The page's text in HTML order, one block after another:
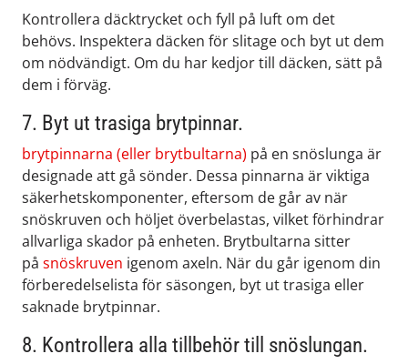
Kontrollera däcktrycket och fyll på luft om det
behövs. Inspektera däcken för slitage och byt ut dem
om nödvändigt. Om du har kedjor till däcken, sätt på
dem i förväg.
7. Byt ut trasiga brytpinnar.
brytpinnarna (eller brytbultarna) på en snöslunga är
designade att gå sönder. Dessa pinnarna är viktiga
säkerhetskomponenter, eftersom de går av när
snöskruven och höljet överbelastas, vilket förhindrar
allvarliga skador på enheten. Brytbultarna sitter
på snöskruven igenom axeln. När du går igenom din
förberedelselista för säsongen, byt ut trasiga eller
saknade brytpinnar.
8. Kontrollera alla tillbehör till snöslungan.